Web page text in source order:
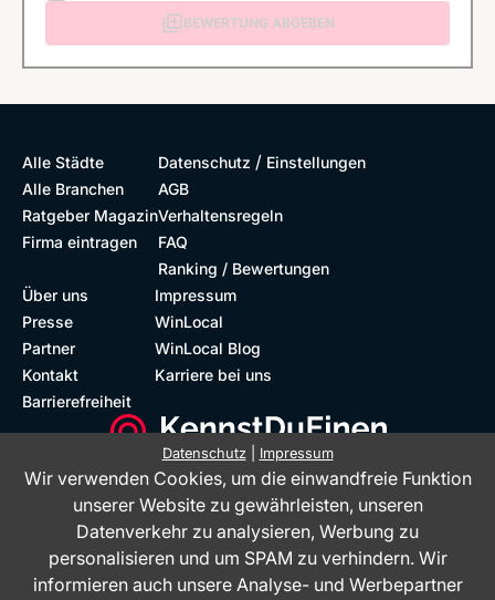
BEWERTUNG ABGEBEN
Alle Städte
Alle Branchen
Ratgeber Magazin
Firma eintragen
Datenschutz / Einstellungen
AGB
Verhaltensregeln
FAQ
Ranking / Bewertungen
Über uns
Presse
Partner
Kontakt
Barrierefreiheit
Impressum
WinLocal
WinLocal Blog
Karriere bei uns
Datenschutz| Impressum
Wir verwenden Cookies, um die einwandfreie Funktion
unserer Website zu gewährleisten, unseren
Datenverkehr zu analysieren, Werbung zu
personalisieren und um SPAM zu verhindern. Wir
informieren auch unsere Analyse- und Werbepartner